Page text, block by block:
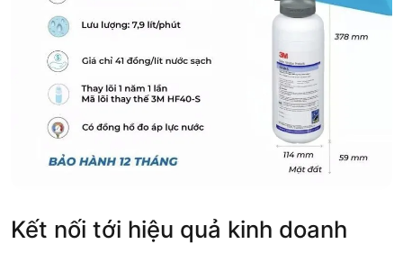
Kết nối tới hiệu quả kinh doanh